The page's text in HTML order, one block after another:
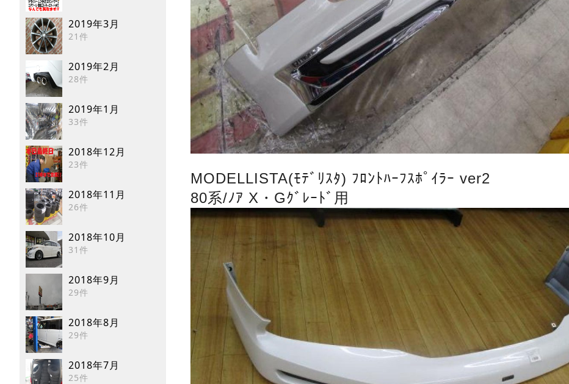
2019年3月
21件
2019年2月
28件
2019年1月
33件
2018年12月
23件
2018年11月
26件
2018年10月
31件
2018年9月
29件
2018年8月
29件
2018年7月
25件
MODELLISTA(ﾓﾃﾞﾘｽﾀ) ﾌﾛﾝﾄﾊｰﾌｽﾎﾟｲﾗｰ ver2
80系/ﾉｱ X・Gｸﾞﾚｰﾄﾞ用